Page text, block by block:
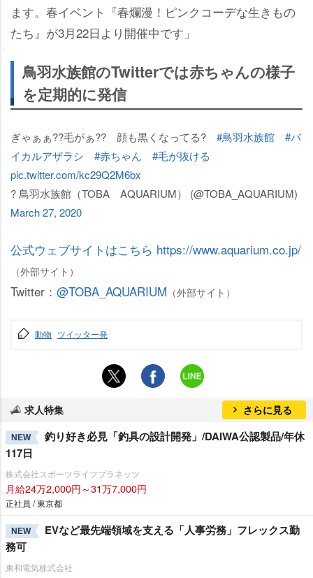
ます。春イベント『春爛漫！ピンクコーデな生きもの
たち』が3月22日より開催中です」
鳥羽水族館のTwitterでは赤ちゃんの様子
を定期的に発信
ぎゃぁぁ??毛がぁ?? 顔も黒くなってる? #鳥羽水族館
#バ
イカルアザラシ
#赤ちゃん
#毛が抜ける
pic.twitter.com/kc29Q2M6bx
? 鳥羽水族館（TOBA AQUARIUM） (@TOBA_AQUARIUM)
March 27, 2020
公式ウェブサイトはこちら https://www.aquarium.co.jp/
（外部サイト）
Twitter： @TOBA_AQUARIUM （外部サイト）
動物 ツイッター発
求人特集 さらに見る
NEW
釣り好き必見「釣具の設計開発」/DAIWA公認製品/年休
117日
株式会社スポーツライフプラネッツ
月給24万2,000円～31万7,000円
正社員 / 東京都
NEW
EVなど最先端領域を支える「人事労務」フレックス勤
務可
東和電気株式会社